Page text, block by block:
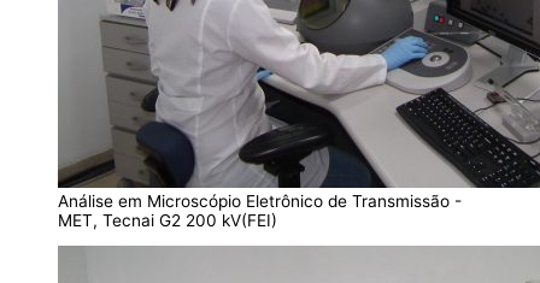
Análise em Microscópio Eletrônico de Transmissão -
MET, Tecnai G2 200 kV(FEI)